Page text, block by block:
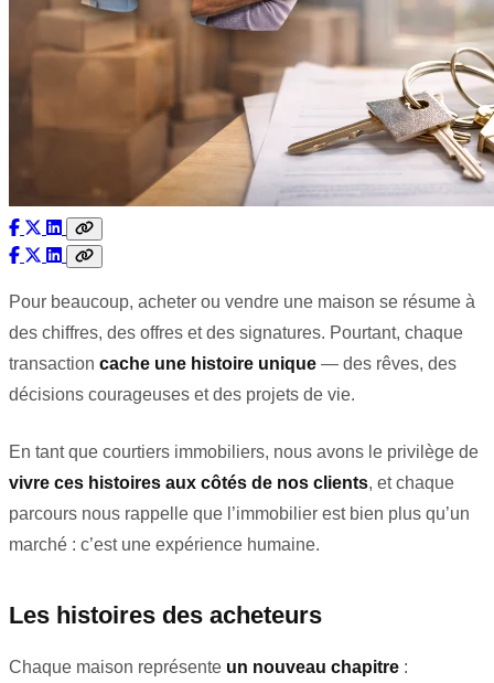
Pour beaucoup, acheter ou vendre une maison se résume à
des chiffres, des offres et des signatures. Pourtant, chaque
transaction cache une histoire unique — des rêves, des
décisions courageuses et des projets de vie.
En tant que courtiers immobiliers, nous avons le privilège de
vivre ces histoires aux côtés de nos clients, et chaque
parcours nous rappelle que l’immobilier est bien plus qu’un
marché : c’est une expérience humaine.
Les histoires des acheteurs
Chaque maison représente un nouveau chapitre :